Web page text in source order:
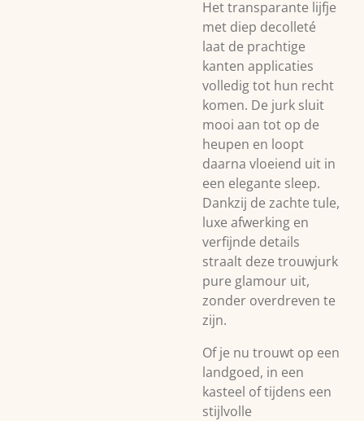
Het transparante lijfje
met diep decolleté
laat de prachtige
kanten applicaties
volledig tot hun recht
komen. De jurk sluit
mooi aan tot op de
heupen en loopt
daarna vloeiend uit in
een elegante sleep.
Dankzij de zachte tule,
luxe afwerking en
verfijnde details
straalt deze trouwjurk
pure glamour uit,
zonder overdreven te
zijn.
Of je nu trouwt op een
landgoed, in een
kasteel of tijdens een
stijlvolle